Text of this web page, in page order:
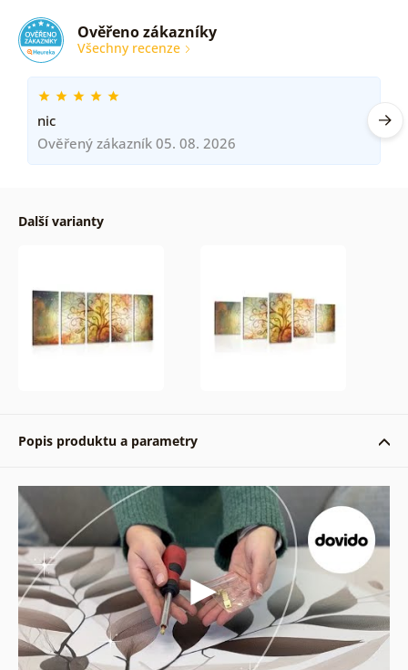
Ověřeno zákazníky
Všechny recenze
nic
Ověřený zákazník 05. 08. 2026
Další varianty
Popis produktu a parametry